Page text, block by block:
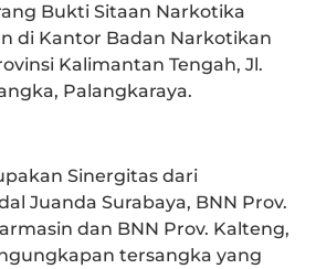
Bukti Sitaan Narkotika
di Kantor Badan Narkotikan
Kalimantan Tengah, Jl.
Palangkaraya.
Sinergitas dari
Juanda Surabaya, BNN Prov.
dan BNN Prov. Kalteng,
tersangka yang